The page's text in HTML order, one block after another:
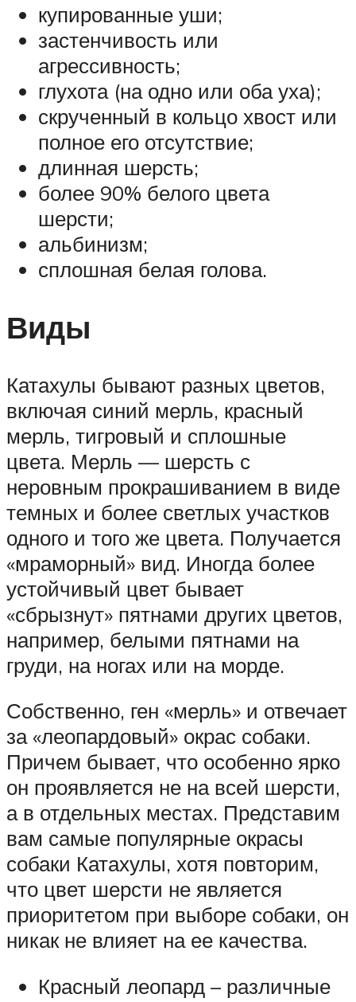
купированные уши;
застенчивость или
агрессивность;
глухота (на одно или оба уха);
скрученный в кольцо хвост или
полное его отсутствие;
длинная шерсть;
более 90% белого цвета
шерсти;
альбинизм;
сплошная белая голова.
Виды
Катахулы бывают разных цветов,
включая синий мерль, красный
мерль, тигровый и сплошные
цвета. Мерль — шерсть с
неровным прокрашиванием в виде
темных и более светлых участков
одного и того же цвета. Получается
«мраморный» вид. Иногда более
устойчивый цвет бывает
«сбрызнут» пятнами других цветов,
например, белыми пятнами на
груди, на ногах или на морде.
Собственно, ген «мерль» и отвечает
за «леопардовый» окрас собаки.
Причем бывает, что особенно ярко
он проявляется не на всей шерсти,
а в отдельных местах. Представим
вам самые популярные окрасы
собаки Катахулы, хотя повторим,
что цвет шерсти не является
приоритетом при выборе собаки, он
никак не влияет на ее качества.
Красный леопард – различные